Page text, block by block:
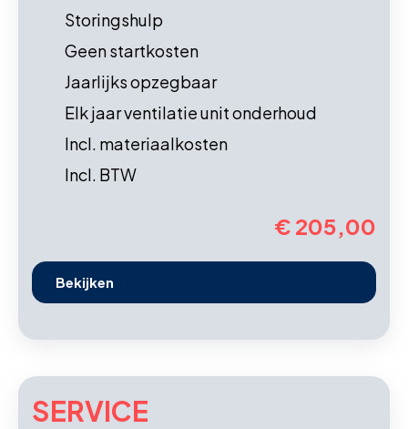
Storingshulp
Geen startkosten
Jaarlijks opzegbaar
Elk jaar ventilatie unit onderhoud
Incl. materiaalkosten
Incl. BTW
€ 205,00
Bekijken
SERVICE